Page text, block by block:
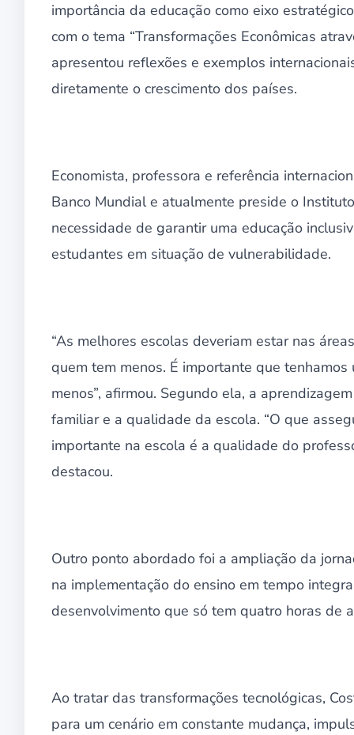
importância da educação como eixo
com o tema “Transformações Econômicas
apresentou reflexões e exemplos
diretamente o crescimento dos países.
Economista, professora e referência
Banco Mundial e atualmente preside o
necessidade de garantir uma educação
estudantes em situação de vulnerabilidade.
“As melhores escolas deveriam estar nas
quem tem menos. É importante que
menos”, afirmou. Segundo ela, a
familiar e a qualidade da escola. “O que
importante na escola é a qualidade do
destacou.
Outro ponto abordado foi a ampliação da
na implementação do ensino em tempo
desenvolvimento que só tem quatro horas de
Ao tratar das transformações tecnológicas,
para um cenário em constante mudança,